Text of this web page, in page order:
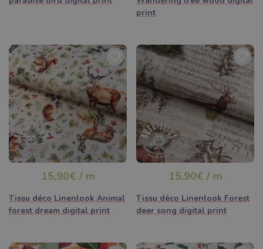
print
15,90€ / m
Tissu déco Linenlook Animal
forest dream digital print
15,90€ / m
Tissu déco Linenlook Forest
deer song digital print